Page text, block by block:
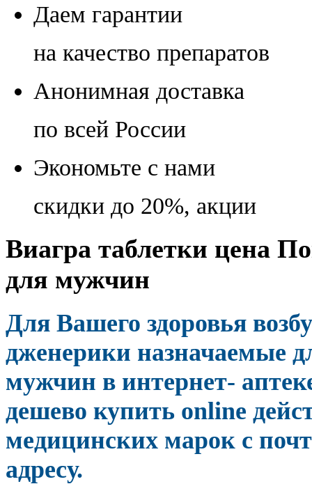
Даем гарантии
на качество препаратов
Анонимная доставка
по всей России
Экономьте с нами
скидки до 20%, акции
Виагра таблетки цена
для мужчин
Для Вашего здоровья
дженерики назначаемые
мужчин в интернет-
дешево купить online
медицинских марок с
адресу.